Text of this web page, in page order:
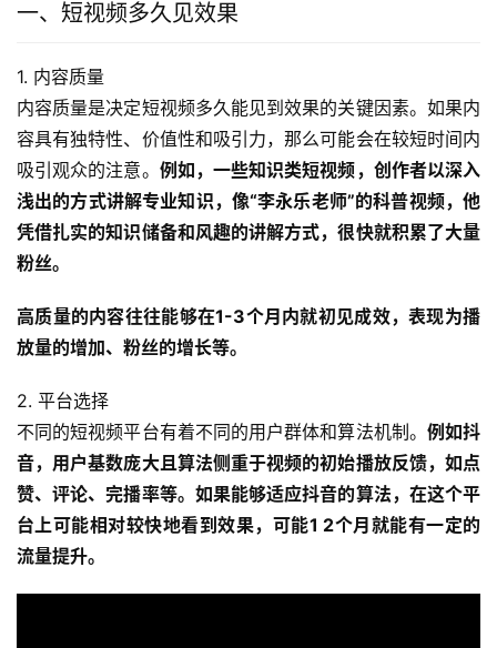
一、短视频多久见效果
1. 内容质量
内容质量是决定短视频多久能见到效果的关键因素。如果内
容具有独特性、价值性和吸引力，那么可能会在较短时间内
吸引观众的注意。 例如，一些知识类短视频，创作者以深入
浅出的方式讲解专业知识，像“李永乐老师”的科普视频，他
凭借扎实的知识储备和风趣的讲解方式，很快就积累了大量
粉丝。
高质量的内容往往能够在1-3个月内就初见成效，表现为播
放量的增加、粉丝的增长等。
2. 平台选择
不同的短视频平台有着不同的用户群体和算法机制。 例如抖
音，用户基数庞大且算法侧重于视频的初始播放反馈，如点
赞、评论、完播率等。如果能够适应抖音的算法，在这个平
台上可能相对较快地看到效果，可能1 2个月就能有一定的
流量提升。